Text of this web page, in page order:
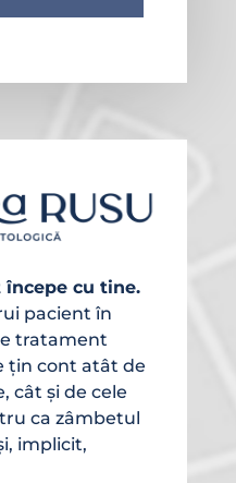
cu tine.
pacient în
tratament
țin cont atât de
cât și de cele
ca zâmbetul
implicit,